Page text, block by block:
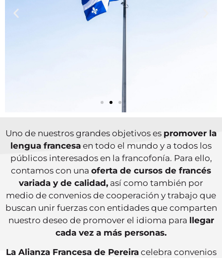
Convenio de
Cooperación con el
Gobierno de Québec
Aprende francés en la Alianza Francesa
de Pereira y recibe el desembolso
completo de tu curso cuando llegues a
Québec
Conoce más
Uno de nuestros grandes objetivos es promover la
lengua francesa en todo el mundo y a todos los
públicos interesados en la francofonía. Para ello,
contamos con una oferta de cursos de francés
variada y de calidad, así como también por
medio de convenios de cooperación y trabajo que
buscan unir fuerzas con entidades que comparten
nuestro deseo de promover el idioma para llegar
cada vez a más personas.
La Alianza Francesa de Pereiracelebra convenios